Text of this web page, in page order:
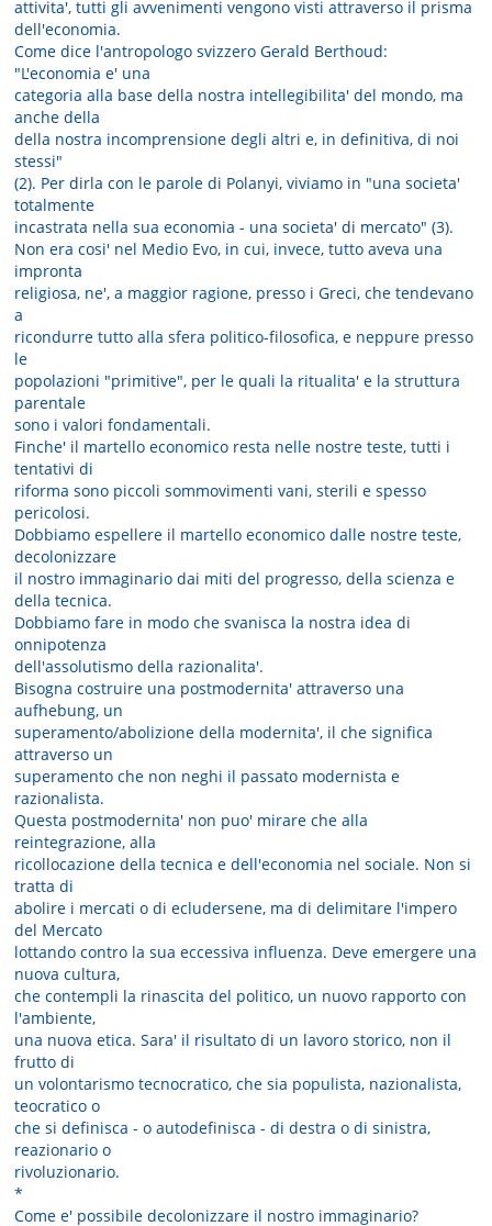
attivita', tutti gli avvenimenti vengono visti attraverso il prisma
dell'economia.
Come dice l'antropologo svizzero Gerald Berthoud:
"L'economia e' una
categoria alla base della nostra intellegibilita' del mondo, ma
anche della
della nostra incomprensione degli altri e, in definitiva, di noi
stessi"
(2). Per dirla con le parole di Polanyi, viviamo in "una societa'
totalmente
incastrata nella sua economia - una societa' di mercato" (3).
Non era cosi' nel Medio Evo, in cui, invece, tutto aveva una
impronta
religiosa, ne', a maggior ragione, presso i Greci, che tendevano
a
ricondurre tutto alla sfera politico-filosofica, e neppure presso
le
popolazioni "primitive", per le quali la ritualita' e la struttura
parentale
sono i valori fondamentali.
Finche' il martello economico resta nelle nostre teste, tutti i
tentativi di
riforma sono piccoli sommovimenti vani, sterili e spesso
pericolosi.
Dobbiamo espellere il martello economico dalle nostre teste,
decolonizzare
il nostro immaginario dai miti del progresso, della scienza e
della tecnica.
Dobbiamo fare in modo che svanisca la nostra idea di
onnipotenza
dell'assolutismo della razionalita'.
Bisogna costruire una postmodernita' attraverso una
aufhebung, un
superamento/abolizione della modernita', il che significa
attraverso un
superamento che non neghi il passato modernista e
razionalista.
Questa postmodernita' non puo' mirare che alla
reintegrazione, alla
ricollocazione della tecnica e dell'economia nel sociale. Non si
tratta di
abolire i mercati o di ecludersene, ma di delimitare l'impero
del Mercato
lottando contro la sua eccessiva influenza. Deve emergere una
nuova cultura,
che contempli la rinascita del politico, un nuovo rapporto con
l'ambiente,
una nuova etica. Sara' il risultato di un lavoro storico, non il
frutto di
un volontarismo tecnocratico, che sia populista, nazionalista,
teocratico o
che si definisca - o autodefinisca - di destra o di sinistra,
reazionario o
rivoluzionario.
*
Come e' possibile decolonizzare il nostro immaginario?